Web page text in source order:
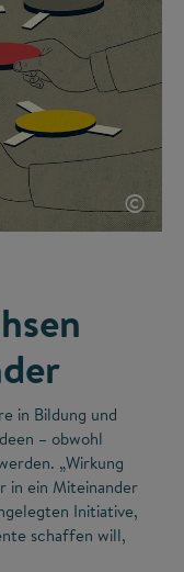
©
in Bildung und
– obwohl
„Wirkung
in ein Miteinander
Initiative,
schaffen will,